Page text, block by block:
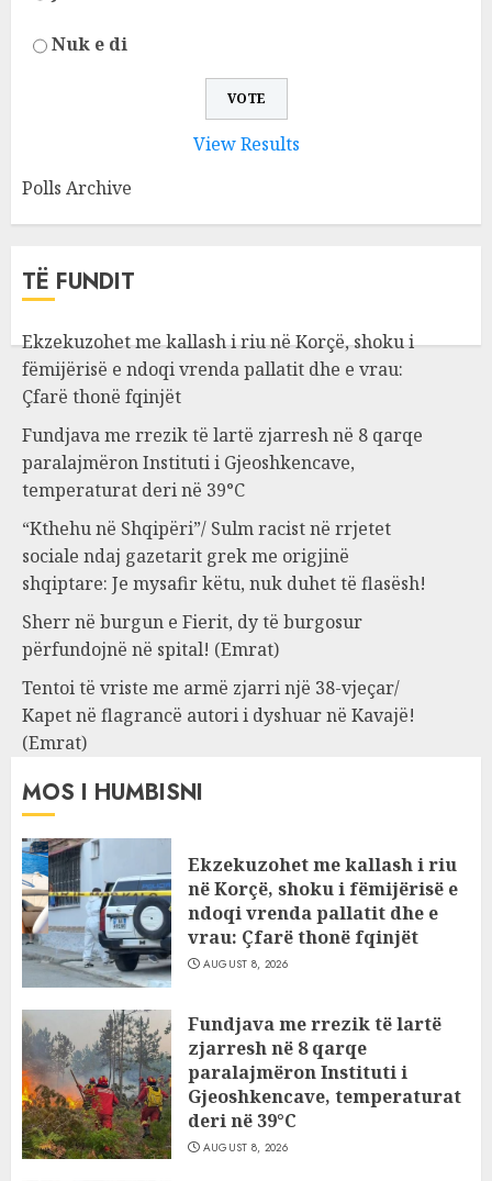
Nuk e di
View Results
Polls Archive
TË FUNDIT
Ekzekuzohet me kallash i riu në Korçë, shoku i
fëmijërisë e ndoqi vrenda pallatit dhe e vrau:
Çfarë thonë fqinjët
Fundjava me rrezik të lartë zjarresh në 8 qarqe
paralajmëron Instituti i Gjeoshkencave,
temperaturat deri në 39°C
“Kthehu në Shqipëri”/ Sulm racist në rrjetet
sociale ndaj gazetarit grek me origjinë
shqiptare: Je mysafir këtu, nuk duhet të flasësh!
Sherr në burgun e Fierit, dy të burgosur
përfundojnë në spital! (Emrat)
Tentoi të vriste me armë zjarri një 38-vjeçar/
Kapet në flagrancë autori i dyshuar në Kavajë!
(Emrat)
MOS I HUMBISNI
Ekzekuzohet me kallash i riu
në Korçë, shoku i fëmijërisë e
ndoqi vrenda pallatit dhe e
vrau: Çfarë thonë fqinjët
AUGUST 8, 2026
Fundjava me rrezik të lartë
zjarresh në 8 qarqe
paralajmëron Instituti i
Gjeoshkencave, temperaturat
deri në 39°C
AUGUST 8, 2026